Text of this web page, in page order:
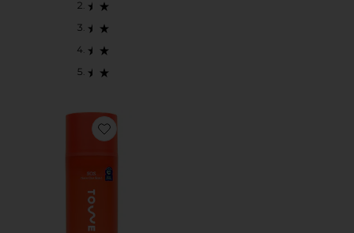
Favorite SOS DAILY BALANCING GEL CLEANSER 클렌